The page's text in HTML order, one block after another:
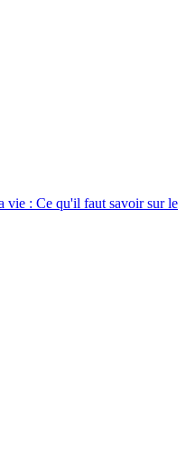
vie : Ce qu'il faut savoir sur le